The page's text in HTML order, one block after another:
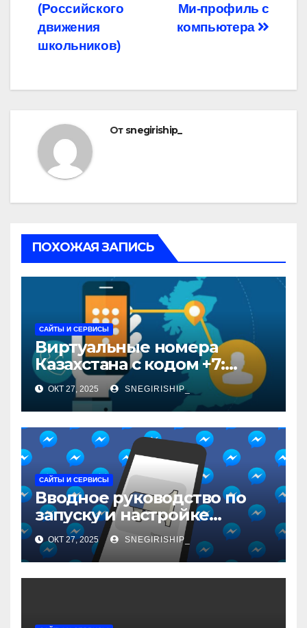
Ми-профиль с
компьютера
(Российского
движения
школьников)
От snegiriship_
ПОХОЖАЯ ЗАПИСЬ
САЙТЫ И СЕРВИСЫ
Виртуальные номера
Казахстана с кодом +7:
особенности и
применение
ОКТ 27, 2025 SNEGIRISHIP_
САЙТЫ И СЕРВИСЫ
Вводное руководство по
запуску и настройке
рекламы в мессенджерах
ОКТ 27, 2025 SNEGIRISHIP_